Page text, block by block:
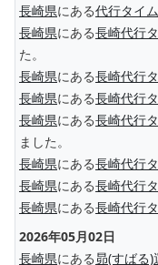
長崎県にある代行タイ
長崎県にある長崎代行
た。
長崎県にある長崎代行
長崎県にある長崎代行
長崎県にある長崎代行
ました。
長崎県にある長崎代行
長崎県にある長崎代行
長崎県にある長崎代行
2026年05月02日
長崎県にある 昴(すばる